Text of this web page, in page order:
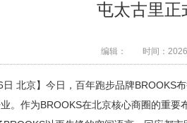
屯太古里正
编辑： 时间：
日 北京】今日，百年跑步品牌BROOKS
。作为BROOKS在北京核心商圈的重